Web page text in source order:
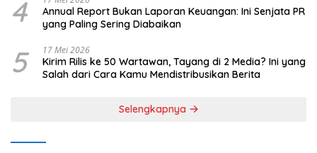
4
Annual Report Bukan Laporan Keuangan: Ini Senjata PR
yang Paling Sering Diabaikan
5 17 Mei 2026
Kirim Rilis ke 50 Wartawan, Tayang di 2 Media? Ini yang
Salah dari Cara Kamu Mendistribusikan Berita
Selengkapnya